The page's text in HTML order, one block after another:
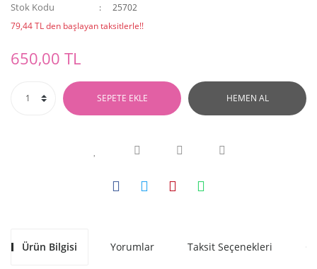
Stok Kodu
25702
79,44 TL den başlayan taksitlerle!!
650,00 TL
SEPETE EKLE HEMEN AL
Ürün Bilgisi Yorumlar Taksit Seçenekleri